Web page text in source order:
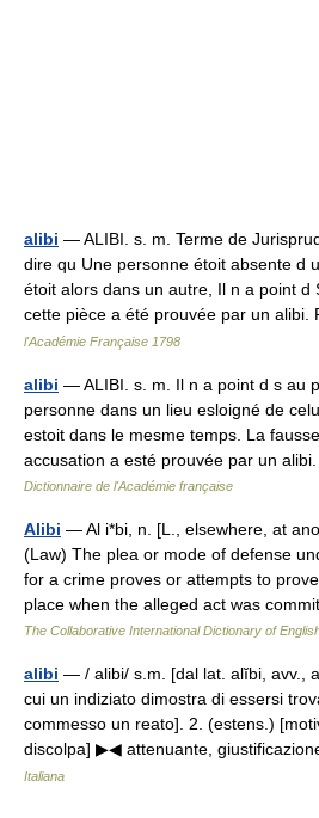
alibi — ALIBI. s. m. Terme de
dire qu Une personne étoit absente d
étoit alors dans un autre, Il n a point d
cette pièce a été prouvée par un
l'Académie Française 1798
alibi — ALIBI. s. m. Il n a point d s au
personne dans un lieu esloigné de
estoit dans le mesme temps. La
accusation a esté prouvée par un
Dictionnaire de l'Académie française
Alibi — Al i*bi, n. [L., elsewhere, at
(Law) The plea or mode of defense
for a crime proves or attempts to
place when the alleged act was
The Collaborative International Dictionary of
alibi — / alibi/ s.m. [dal lat. alĭbi, avv.,
cui un indiziato dimostra di essersi
commesso un reato]. 2. (estens.)
discolpa] ▶◀ attenuante,
Italiana